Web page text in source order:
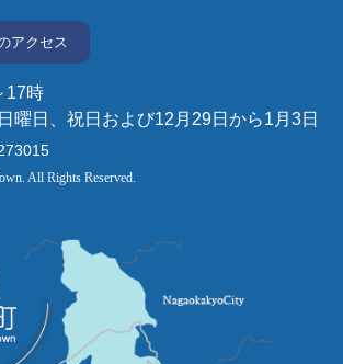
アクセス
17時
曜日、祝日および12月29日から1月3日
All Rights Reserved.